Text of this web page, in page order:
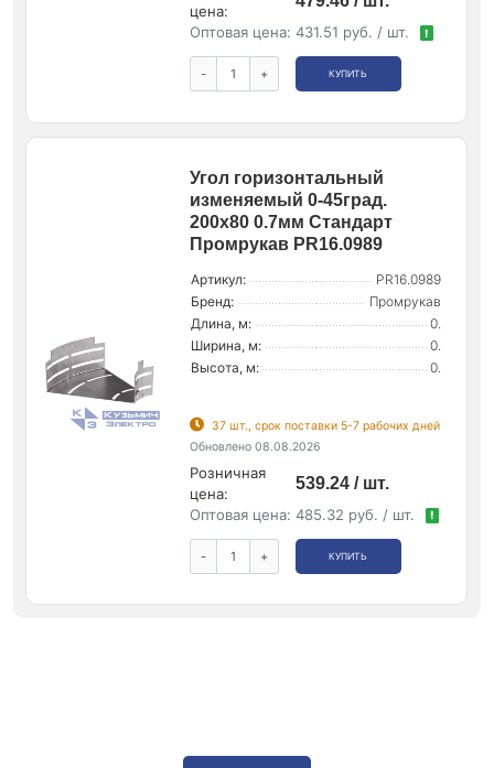
цена:
Оптовая цена: 431.51 руб. / шт. !
- + КУПИТЬ
Угол горизонтальный
изменяемый 0-45град.
200х80 0.7мм Стандарт
Промрукав PR16.0989
Артикул:
PR16.0989
Бренд:
Промрукав
Длина, м:
0.
Ширина, м:
0.
Высота, м:
0.
37 шт., срок поставки 5-7 рабочих дней
Обновлено 08.08.2026
Розничная
цена:
539.24 / шт.
Оптовая цена: 485.32 руб. / шт. !
- + КУПИТЬ